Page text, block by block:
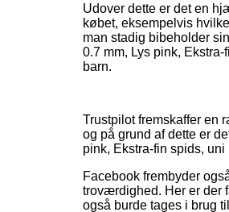
Udover dette er det en
købet, eksempelvis
man stadig bibeholder
0.7 mm, Lys pink,
barn.
Trustpilot fremskaffer en
og på grund af dette er
pink, Ekstra-fin spids,
Facebook frembyder
troværdighed. Her er der
også burde tages i brug